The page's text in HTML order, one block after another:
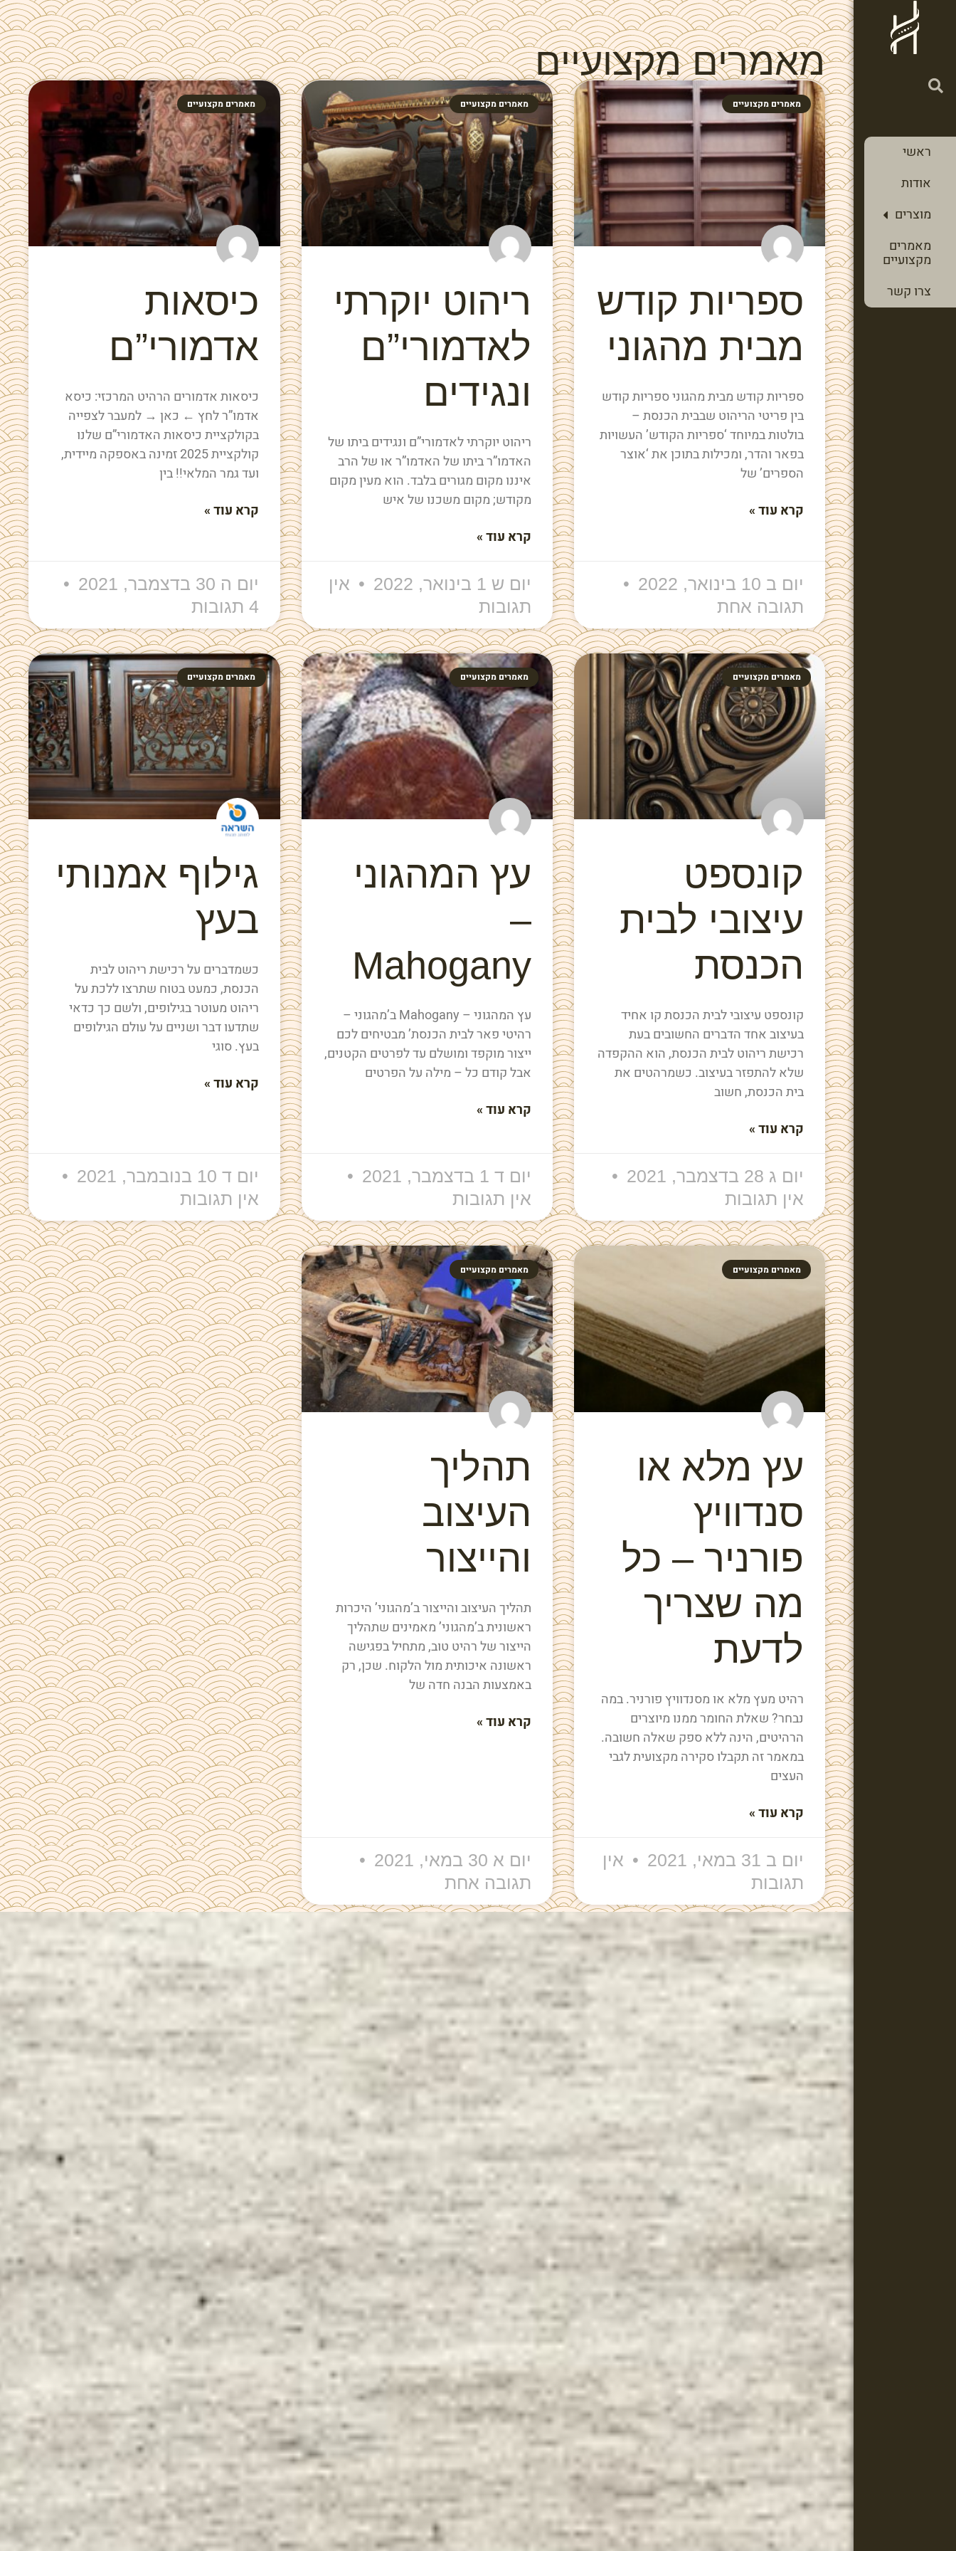
ראשי
אודות
מוצרים
מאמרים
מקצועיים
צרו קשר
מאמרים מקצועיים
מאמרים מקצועיים
ספריות קודש
מבית מהגוני
ספריות קודש מבית מהגוני ספריות קודש
בין פריטי הריהוט שבבית הכנסת –
בולטות במיוחד ‘ספריות הקודש’ העשויות
בפאר והדר, ומכילות בתוכן את ‘אוצר
הספרים’ של
קרא עוד »
יום ב 10 בינואר, 2022
תגובה אחת
מאמרים מקצועיים
ריהוט יוקרתי
לאדמורי”ם
ונגידים
ריהוט יוקרתי לאדמורי”ם ונגידים ביתו של
האדמו”ר ביתו של האדמו”ר או של הרב
איננו מקום מגורים בלבד. הוא מעין מקום
מקודש; מקום משכנו של איש
קרא עוד »
יום ש 1 בינואר, 2022
אין
תגובות
מאמרים מקצועיים
כיסאות
אדמורי”ם
כיסאות אדמורים הרהיט המרכזי: כיסא
אדמו”ר לחץ ← כאן → למעבר לצפייה
בקולקציית כיסאות האדמורי”ם שלנו
קולקציית 2025 זמינה באספקה מיידית,
ועד גמר המלאי!! בין
קרא עוד »
יום ה 30 בדצמבר, 2021
4 תגובות
מאמרים מקצועיים
קונספט
עיצובי לבית
הכנסת
קונספט עיצובי לבית הכנסת קו אחיד
בעיצוב אחד הדברים החשובים בעת
רכישת ריהוט לבית הכנסת, הוא ההקפדה
שלא להתפזר בעיצוב. כשמרהטים את
בית הכנסת, חשוב
קרא עוד »
יום ג 28 בדצמבר, 2021
אין תגובות
מאמרים מקצועיים
עץ המהגוני
–
Mahogany
עץ המהגוני – Mahogany ב’מהגוני –
רהיטי פאר לבית הכנסת’ מבטיחים לכם
ייצור מוקפד ומושלם עד לפרטים הקטנים,
אבל קודם כל – מילה על הפרטים
קרא עוד »
יום ד 1 בדצמבר, 2021
אין תגובות
מאמרים מקצועיים
גילוף אמנותי
בעץ
כשמדברים על רכישת ריהוט לבית
הכנסת, כמעט בטוח שתרצו ללכת על
ריהוט מעוטר בגילופים, ולשם כך כדאי
שתדעו דבר ושניים על עולם הגילופים
בעץ. סוגי
קרא עוד »
יום ד 10 בנובמבר, 2021
אין תגובות
מאמרים מקצועיים
עץ מלא או
סנדוויץ
פורניר – כל
מה שצריך
לדעת
רהיט מעץ מלא או מסנדוויץ פורניר. במה
נבחר? שאלת החומר ממנו מיוצרים
הרהיטים, הינה ללא ספק שאלה חשובה.
במאמר זה תקבלו סקירה מקצועית לגבי
העצים
קרא עוד »
יום ב 31 במאי, 2021
אין
תגובות
מאמרים מקצועיים
תהליך
העיצוב
והייצור
תהליך העיצוב והייצור ב’מהגוני’ היכרות
ראשונית ב’מהגוני’ מאמינים שתהליך
הייצור של רהיט טוב, מתחיל בפגישה
ראשונה איכותית מול הלקוח. שכן, רק
באמצעות הבנה חדה של
קרא עוד »
יום א 30 במאי, 2021
תגובה אחת